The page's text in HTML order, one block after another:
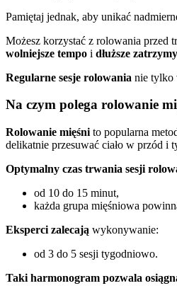
Pamiętaj jednak, aby unikać
Możesz korzystać z rolowania przed
wolniejsze tempo i dłuższe
Regularne sesje rolowania nie tylko
Na czym polega rolowanie
Rolowanie mięśni to popularna
delikatnie przesuwać ciało w przód i
Optymalny czas trwania sesji
od 10 do 15 minut,
każda grupa mięśniowa
Eksperci zalecają wykonywanie:
od 3 do 5 sesji tygodniowo.
Taki harmonogram pozwala